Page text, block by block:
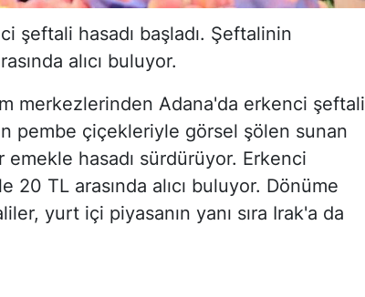
şeftali hasadı başladı. Şeftalinin
alıcı buluyor.
merkezlerinden Adana'da erkenci şeftali
pembe çiçekleriyle görsel şölen sunan
hasadı sürdürüyor. Erkenci
20 TL arasında alıcı buluyor. Dönüme
yurt içi piyasanın yanı sıra Irak'a da